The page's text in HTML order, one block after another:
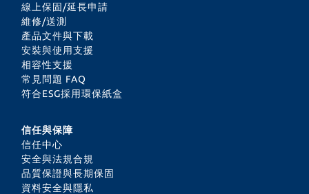
線上保固/延長申請
維修/送測
產品文件與下載
安裝與使用支援
相容性支援
常見問題 FAQ
符合ESG採用環保紙盒
信任與保障
信任中心
安全與法規合規
品質保證與長期保固
資料安全與隱私